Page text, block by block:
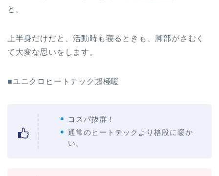
と。
上半身だけだと、活動時も寝るときも、脚部がさむく
て大変な思いをします。
■ユニクロヒートテック超極暖
コスパ抜群！
通常のヒートテックより格段に暖か
い。